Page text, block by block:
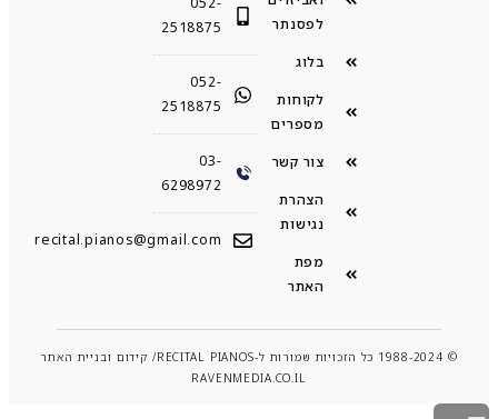
לפסנתר
בלוג
לקוחות
מספרים
צור קשר
הצהרת
נגישות
מפת
האתר
2518875
052-
2518875
03-
6298972
recital.pianos@gmail.com
© 1988-2024 כל הזכויות שמורות ל-RECITAL PIANOS/ קידום ובניית האתר
RAVENMEDIA.CO.IL